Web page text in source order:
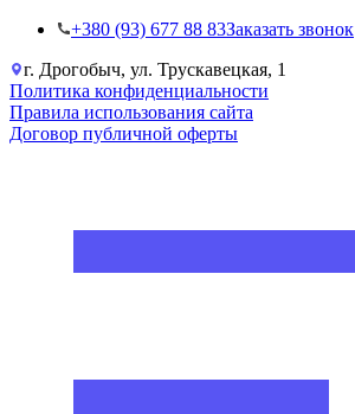
+38‎0 (93) 677 88 83Заказать звонок
г. Дрогобыч, ул. Трускавецкая, 1
Политика конфиденциальности
Правила использования сайта
Договор публичной оферты